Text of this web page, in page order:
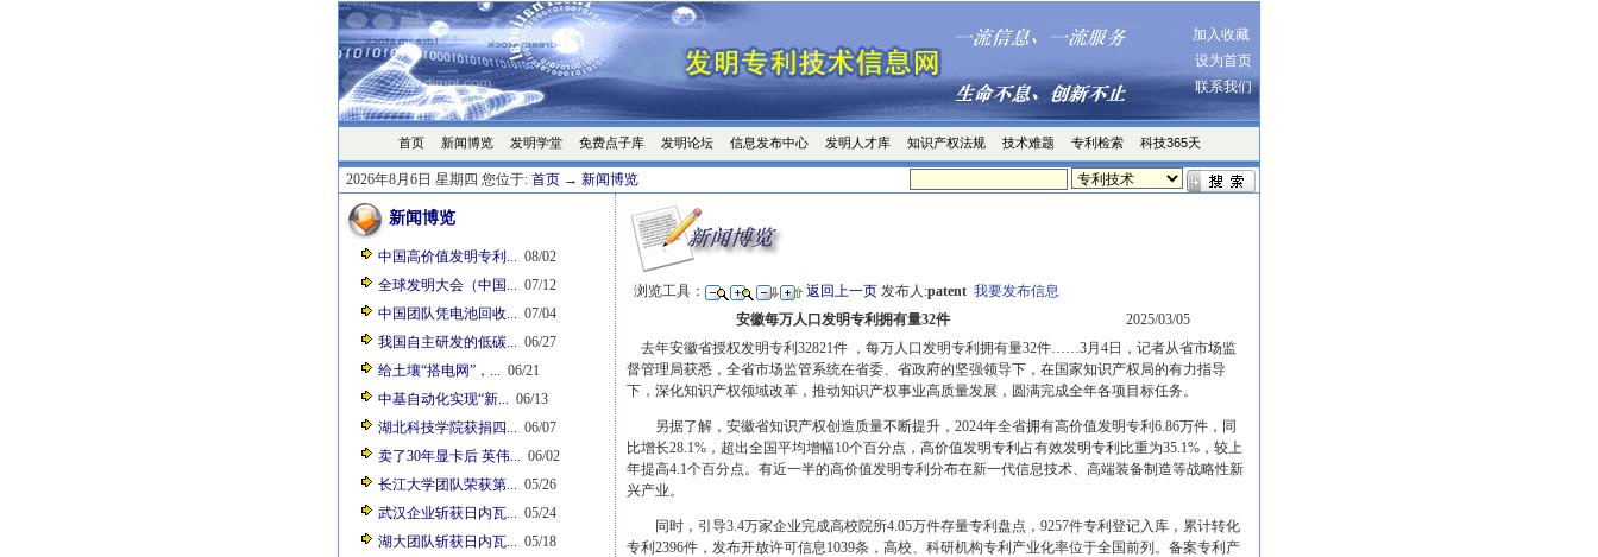
加入收藏
设为首页
联系我们
首页 新闻博览 发明学堂 免费点子库 发明论坛 信息发布中心 发明人才库 知识产权法规 技术难题 专利检索 科技365天
2026年8月6日 星期四 您位于: 首页 → 新闻博览
新闻博览
中国高价值发明专利... 08/02
全球发明大会（中国... 07/12
中国团队凭电池回收... 07/04
我国自主研发的低碳... 06/27
给土壤“搭电网”，... 06/21
中基自动化实现“新... 06/13
湖北科技学院获捐四... 06/07
卖了30年显卡后 英伟... 06/02
长江大学团队荣获第... 05/26
武汉企业斩获日内瓦... 05/24
湖大团队斩获日内瓦... 05/18
浏览工具： 返回上一页发布人:patent 我要发布信息
安徽每万人口发明专利拥有量32件
2025/03/05
去年安徽省授权发明专利32821件 ，每万人口发明专利拥有量32件……3月4日，记者从省市场监
督管理局获悉，全省市场监管系统在省委、省政府的坚强领导下，在国家知识产权局的有力指导
下，深化知识产权领域改革，推动知识产权事业高质量发展，圆满完成全年各项目标任务。
另据了解，安徽省知识产权创造质量不断提升，2024年全省拥有高价值发明专利6.86万件，同
比增长28.1%，超出全国平均增幅10个百分点，高价值发明专利占有效发明专利比重为35.1%，较上
年提高4.1个百分点。有近一半的高价值发明专利分布在新一代信息技术、高端装备制造等战略性新
兴产业。
同时，引导3.4万家企业完成高校院所4.05万件存量专利盘点，9257件专利登记入库，累计转化
专利2396件，发布开放许可信息1039条，高校、科研机构专利产业化率位于全国前列。备案专利产